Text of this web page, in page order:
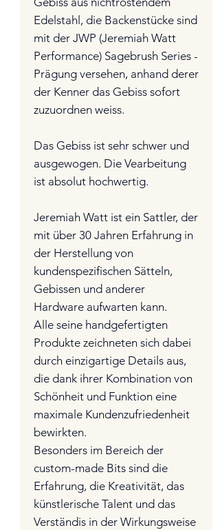
Edelstahl, die Backenstücke sind
mit der JWP (Jeremiah Watt
Performance) Sagebrush Series -
Prägung versehen, anhand derer
der Kenner das Gebiss sofort
zuzuordnen weiss.
Das Gebiss ist sehr schwer und
ausgewogen. Die Vearbeitung
ist absolut hochwertig.
Jeremiah Watt ist ein Sattler, der
mit über 30 Jahren Erfahrung in
der Herstellung von
kundenspezifischen Sätteln,
Gebissen und anderer
Hardware aufwarten kann.
Alle seine handgefertigten
Produkte zeichneten sich dabei
durch einzigartige Details aus,
die dank ihrer Kombination von
Schönheit und Funktion eine
maximale Kundenzufriedenheit
bewirkten.
Besonders im Bereich der
custom-made Bits sind die
Erfahrung, die Kreativität, das
künstlerische Talent und das
Verständis in der Wirkungsweise